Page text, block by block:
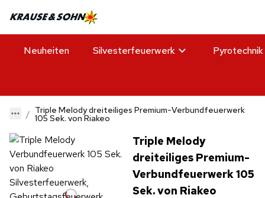
Neuheiten Silvesterfeuerwerk Pyrotechnik
Triple Melody dreiteiliges Premium-Verbundfeuerwerk
105 Sek. von Riakeo
Triple Melody
dreiteiliges Premium-
Verbundfeuerwerk 105
Sek. von Riakeo